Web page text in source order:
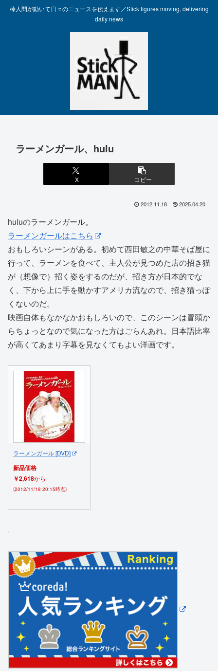
棒人間が動いて日々のニュースを伝えます／Stick figures moving, delivering
daily news
ラーメンガール、hulu
X コピー
2012.11.18 2025.04.20
huluのラーメンガール。
ラーメンガールはこちら
おもしろいシーンがある。初めて西田敏之の中華そば屋に
行って、ラーメンを食べて、主人公が見つめた店の招き猫
が（想像で）招く姿をするのだが、招き方が日本的でな
く、下から上に手を動かすアメリカ流なので、招き猫っぽ
くないのだ。
映画自体もなかなかおもしろいので、このシーンは冒頭か
らちょっとなので気になった方はごらんあれ。日本語比率
が高くてあまり字幕を見なくてもよい洋画です。
ラーメンガール [DVD]
新品価格
￥2,618から
(2012/11/18 20:15時点)